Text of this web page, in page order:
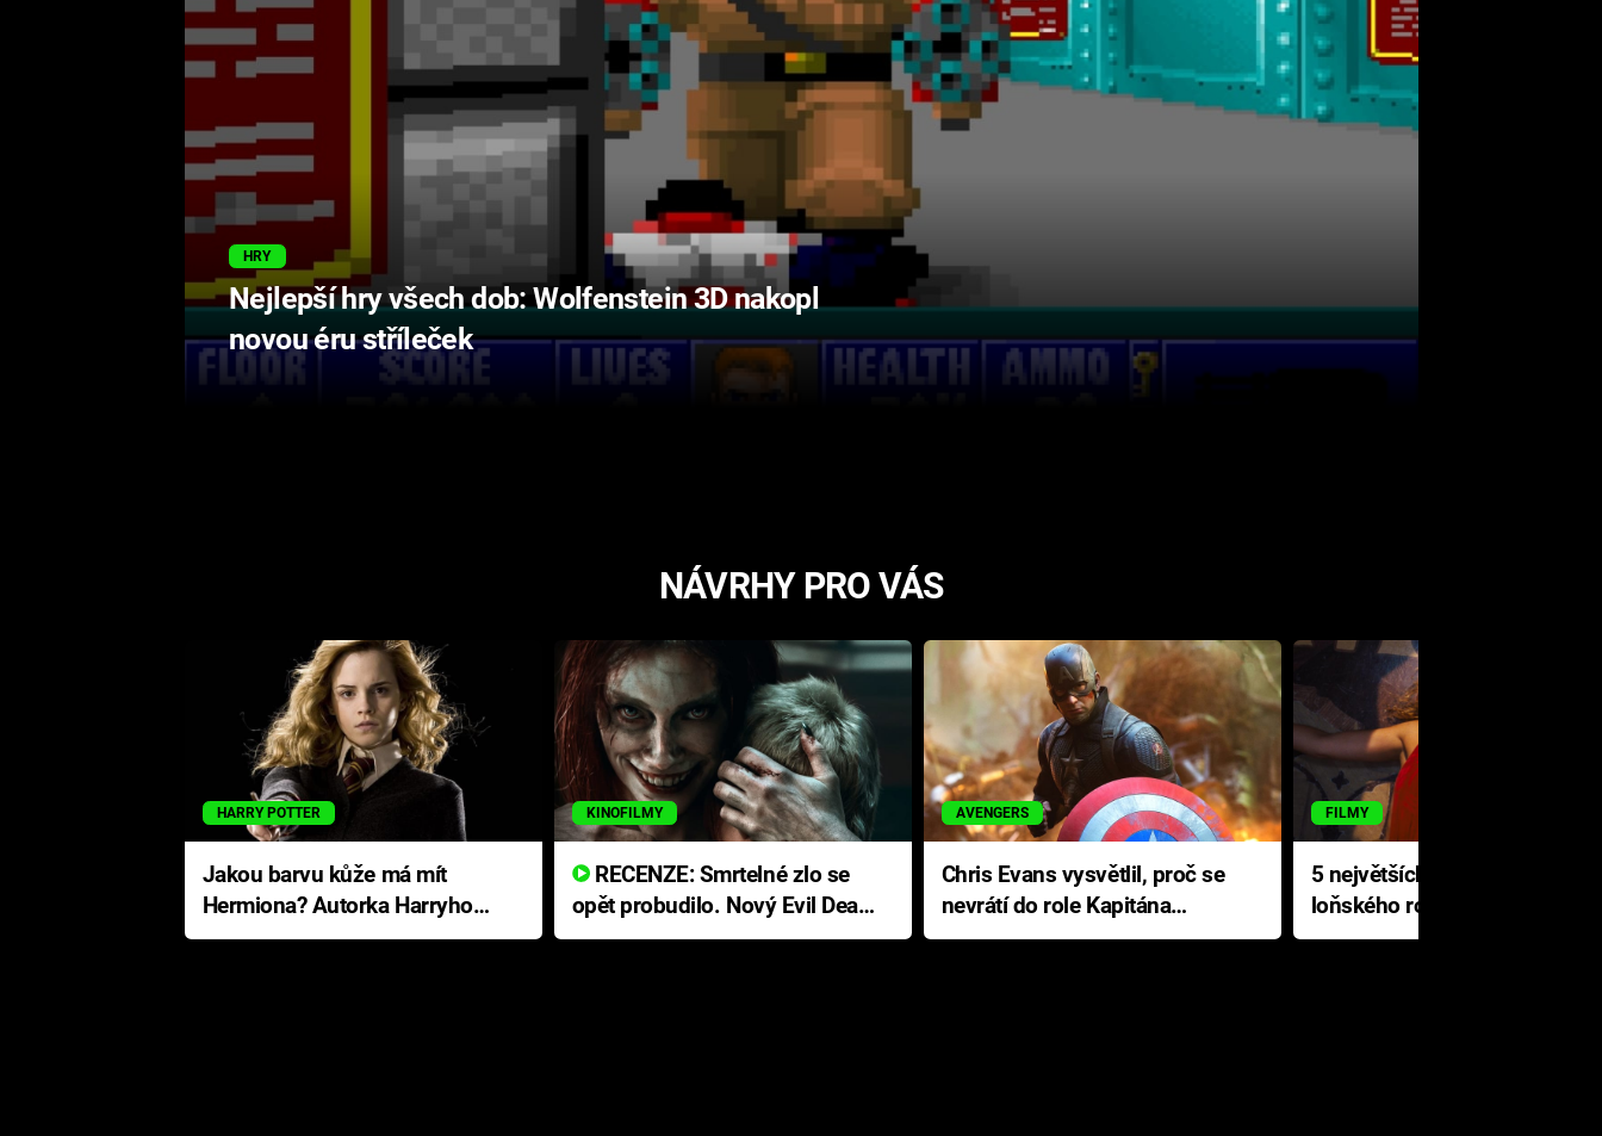
HRY
Nejlepší hry všech dob: Wolfenstein 3D nakopl
novou éru stříleček
NÁVRHY PRO VÁS
HARRY POTTER
Jakou barvu kůže má mít
Hermiona? Autorka Harryho
Pottera přišla s ráznou
KINOFILMY
RECENZE: Smrtelné zlo se
opět probudilo. Nový Evil Dead
přichází s neodolatelnou
AVENGERS
Chris Evans vysvětlil, proč se
nevrátí do role Kapitána
Ameriky
FILMY
5 největších propadáků
loňského roku: Disney na
jediné katastrofě prodělal 200